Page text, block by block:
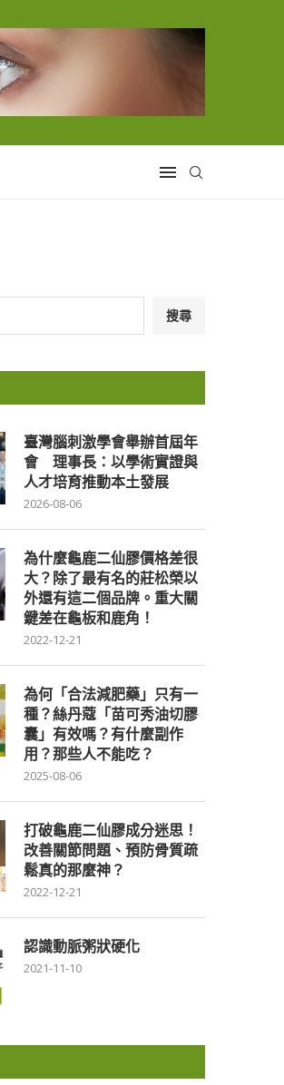
搜尋
臺灣腦刺激學會舉辦首屆年
會 理事長：以學術實證與
人才培育推動本土發展
2026-08-06
為什麼龜鹿二仙膠價格差很
大？除了最有名的莊松榮以
外還有這二個品牌。重大關
鍵差在龜板和鹿角！
2022-12-21
為何「合法減肥藥」只有一
種？絲丹蔻「苗可秀油切膠
囊」有效嗎？有什麼副作
用？那些人不能吃？
2025-08-06
打破龜鹿二仙膠成分迷思！
改善關節問題、預防骨質疏
鬆真的那麼神？
2022-12-21
認識動脈粥狀硬化
2021-11-10